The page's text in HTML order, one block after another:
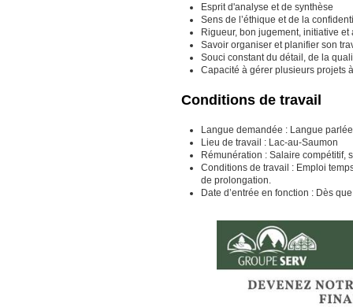
Esprit d'analyse et de synthèse
Sens de l’éthique et de la
Rigueur, bon jugement, initiative
Savoir organiser et planifier son
Souci constant du détail, de la
Capacité à gérer plusieurs projets
Conditions de travail
Langue demandée : Langue
Lieu de travail : Lac-au-Saumon
Rémunération : Salaire compétitif,
Conditions de travail : Emploi
de prolongation.
Date d’entrée en fonction : Dès